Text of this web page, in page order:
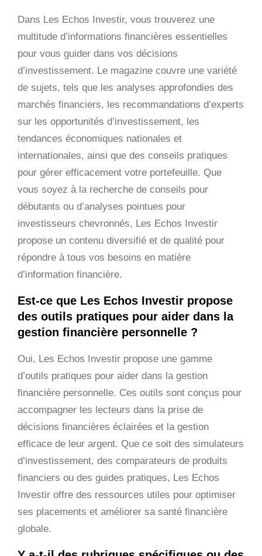
Dans Les Echos Investir, vous trouverez une
multitude d’informations financières essentielles
pour vous guider dans vos décisions
d’investissement. Le magazine couvre une variété
de sujets, tels que les analyses approfondies des
marchés financiers, les recommandations d’experts
sur les opportunités d’investissement, les
tendances économiques nationales et
internationales, ainsi que des conseils pratiques
pour gérer efficacement votre portefeuille. Que
vous soyez à la recherche de conseils pour
débutants ou d’analyses pointues pour
investisseurs chevronnés, Les Echos Investir
propose un contenu diversifié et de qualité pour
répondre à tous vos besoins en matière
d’information financière.
Est-ce que Les Echos Investir propose
des outils pratiques pour aider dans la
gestion financière personnelle ?
Oui, Les Echos Investir propose une gamme
d’outils pratiques pour aider dans la gestion
financière personnelle. Ces outils sont conçus pour
accompagner les lecteurs dans la prise de
décisions financières éclairées et la gestion
efficace de leur argent. Que ce soit des simulateurs
d’investissement, des comparateurs de produits
financiers ou des guides pratiques, Les Echos
Investir offre des ressources utiles pour optimiser
ses placements et améliorer sa santé financière
globale.